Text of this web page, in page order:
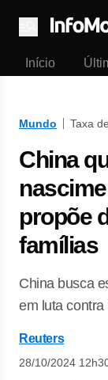
Menu
Início
Mundo Taxa
China
propõe
famílias
China busca
em luta
Reuters
28/10/2024